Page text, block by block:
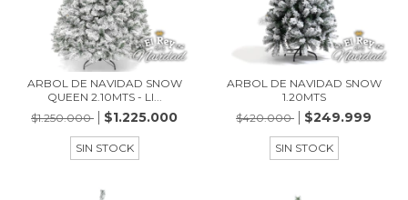
ARBOL DE NAVIDAD SNOW
QUEEN 2.10MTS - LI...
$1.250.000
$1.225.000
SIN STOCK
ARBOL DE NAVIDAD SNOW
1.20MTS
$420.000
$249.999
SIN STOCK